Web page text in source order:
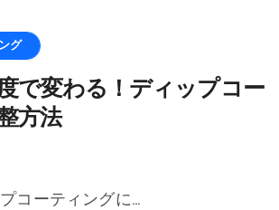
グ
で変わる！ディップコー
方法
プコーティングに...